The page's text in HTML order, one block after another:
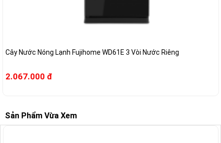
Cây Nước Nóng Lạnh Fujihome WD61E 3 Vòi Nước Riêng
2.067.000 đ
Sản Phẩm Vừa Xem